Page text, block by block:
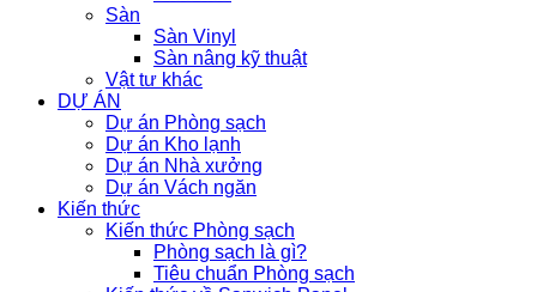
Sàn
Sàn Vinyl
Sàn nâng kỹ thuật
Vật tư khác
DỰ ÁN
Dự án Phòng sạch
Dự án Kho lạnh
Dự án Nhà xưởng
Dự án Vách ngăn
Kiến thức
Kiến thức Phòng sạch
Phòng sạch là gì?
Tiêu chuẩn Phòng sạch